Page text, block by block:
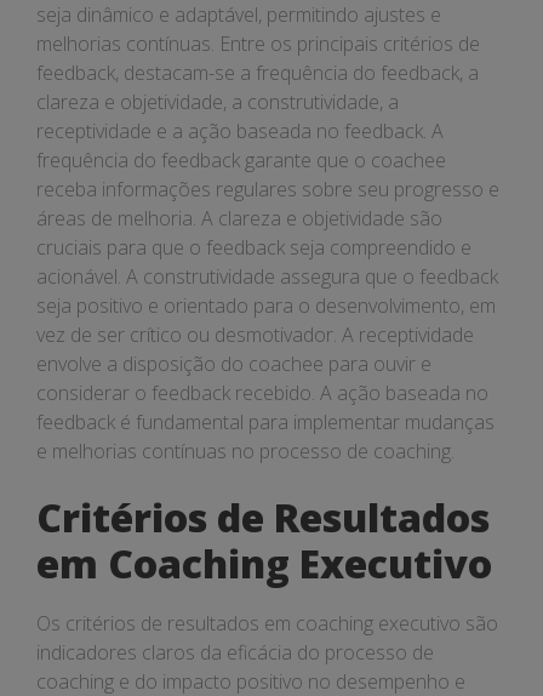
seja dinâmico e adaptável, permitindo ajustes e
melhorias contínuas. Entre os principais critérios de
feedback, destacam-se a frequência do feedback, a
clareza e objetividade, a construtividade, a
receptividade e a ação baseada no feedback. A
frequência do feedback garante que o coachee
receba informações regulares sobre seu progresso e
áreas de melhoria. A clareza e objetividade são
cruciais para que o feedback seja compreendido e
acionável. A construtividade assegura que o feedback
seja positivo e orientado para o desenvolvimento, em
vez de ser crítico ou desmotivador. A receptividade
envolve a disposição do coachee para ouvir e
considerar o feedback recebido. A ação baseada no
feedback é fundamental para implementar mudanças
e melhorias contínuas no processo de coaching.
Critérios de Resultados
em Coaching Executivo
Os critérios de resultados em coaching executivo são
indicadores claros da eficácia do processo de
coaching e do impacto positivo no desempenho e